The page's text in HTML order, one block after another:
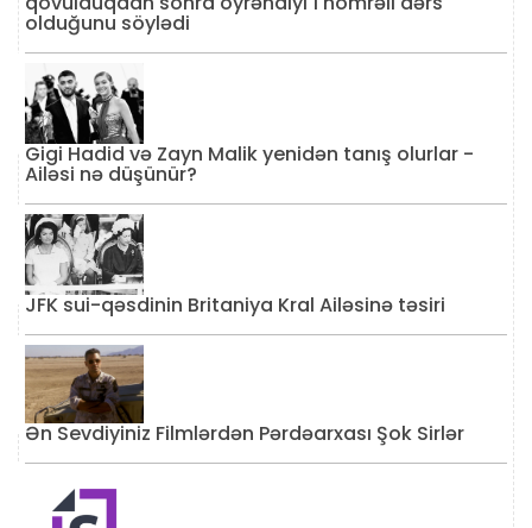
olduğunu söylədi
Gigi Hadid və Zayn Malik yenidən tanış olurlar -
Ailəsi nə düşünür?
JFK sui-qəsdinin Britaniya Kral Ailəsinə təsiri
Ən Sevdiyiniz Filmlərdən Pərdəarxası Şok Sirlər